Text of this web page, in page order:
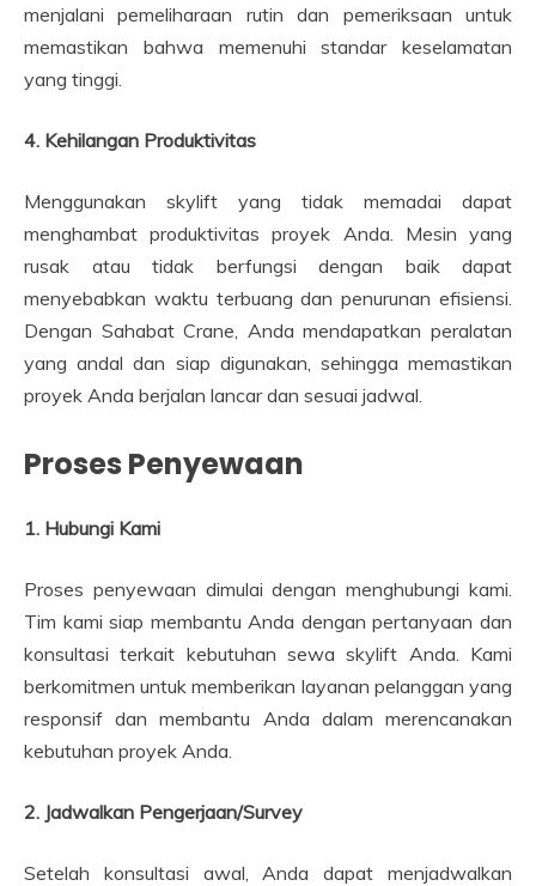
menjalani pemeliharaan rutin dan pemeriksaan untuk
memastikan bahwa memenuhi standar keselamatan
yang tinggi.
4. Kehilangan Produktivitas
Menggunakan skylift yang tidak memadai dapat
menghambat produktivitas proyek Anda. Mesin yang
rusak atau tidak berfungsi dengan baik dapat
menyebabkan waktu terbuang dan penurunan efisiensi.
Dengan Sahabat Crane, Anda mendapatkan peralatan
yang andal dan siap digunakan, sehingga memastikan
proyek Anda berjalan lancar dan sesuai jadwal.
Proses Penyewaan
1. Hubungi Kami
Proses penyewaan dimulai dengan menghubungi kami.
Tim kami siap membantu Anda dengan pertanyaan dan
konsultasi terkait kebutuhan sewa skylift Anda. Kami
berkomitmen untuk memberikan layanan pelanggan yang
responsif dan membantu Anda dalam merencanakan
kebutuhan proyek Anda.
2. Jadwalkan Pengerjaan/Survey
Setelah konsultasi awal, Anda dapat menjadwalkan